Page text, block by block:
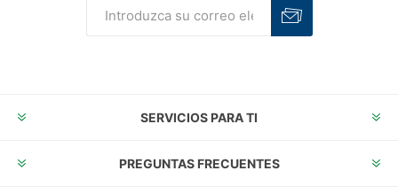
SERVICIOS PARA TI
PREGUNTAS FRECUENTES